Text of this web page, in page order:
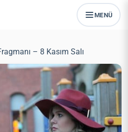
MENÜ
– 8 Kasım Salı